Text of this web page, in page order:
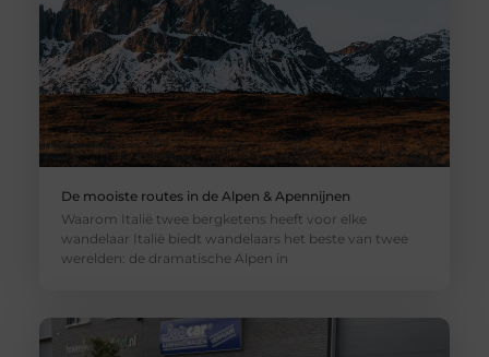
De mooiste routes in de Alpen & Apennijnen
Waarom Italië twee bergketens heeft voor elke
wandelaar Italië biedt wandelaars het beste van twee
werelden: de dramatische Alpen in